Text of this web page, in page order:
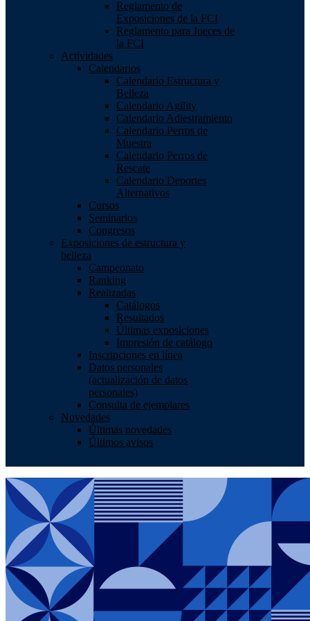
Reglamento de
Exposiciones de la FCI
Reglamento para Jueces de
la FCI
Actividades
Calendarios
Calendario Estructura y
Belleza
Calendario Agility
Calendario Adiestramiento
Calendario Perros de
Muestra
Calendario Perros de
Rescate
Calendario Deportes
Alternativos
Cursos
Seminarios
Congresos
Exposiciones de estructura y
belleza
Campeonato
Ranking
Realizadas
Catálogos
Resultados
Últimas exposiciones
Impresión de catálogo
Inscripciones en línea
Datos personales
(actualización de datos
personales)
Consulta de ejemplares
Novedades
Últimas novedades
Últimos avisos